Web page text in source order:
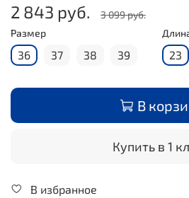
2 843 руб.
3 099 руб.
Размер
36 37 38 39 23
В
Купить в 1
В избранное